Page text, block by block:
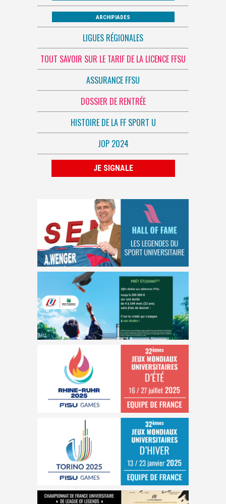
ARCHIPIADES
LIGUES RÉGIONALES
TOUT SAVOIR SUR LE TARIF DE LA LICENCE FFSU
ASSURANCE FFSU
DOSSIER DE RENTRÉE
HISTOIRE DE LA FF SPORT U
JOP 2024
JE SIGNALE